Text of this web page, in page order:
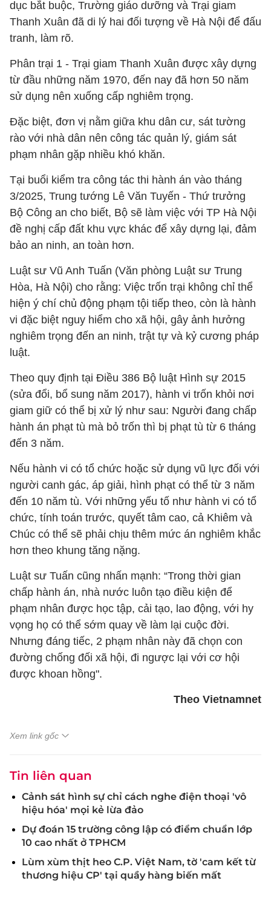
dục bắt buộc, Trường giáo dưỡng và Trại giam
Thanh Xuân đã di lý hai đối tượng về Hà Nội để đấu
tranh, làm rõ.
Phân trại 1 - Trại giam Thanh Xuân được xây dựng
từ đầu những năm 1970, đến nay đã hơn 50 năm
sử dụng nên xuống cấp nghiêm trọng.
Đặc biệt, đơn vị nằm giữa khu dân cư, sát tường
rào với nhà dân nên công tác quản lý, giám sát
phạm nhân gặp nhiều khó khăn.
Tại buổi kiểm tra công tác thi hành án vào tháng
3/2025, Trung tướng Lê Văn Tuyến - Thứ trưởng
Bộ Công an cho biết, Bộ sẽ làm việc với TP Hà Nội
đề nghị cấp đất khu vực khác để xây dựng lại, đảm
bảo an ninh, an toàn hơn.
Luật sư Vũ Anh Tuấn (Văn phòng Luật sư Trung
Hòa, Hà Nội) cho rằng: Việc trốn trại không chỉ thể
hiện ý chí chủ động phạm tội tiếp theo, còn là hành
vi đặc biệt nguy hiểm cho xã hội, gây ảnh hưởng
nghiêm trọng đến an ninh, trật tự và kỷ cương pháp
luật.
Theo quy định tại Điều 386 Bộ luật Hình sự 2015
(sửa đổi, bổ sung năm 2017), hành vi trốn khỏi nơi
giam giữ có thể bị xử lý như sau: Người đang chấp
hành án phạt tù mà bỏ trốn thì bị phạt tù từ 6 tháng
đến 3 năm.
Nếu hành vi có tổ chức hoặc sử dụng vũ lực đối với
người canh gác, áp giải, hình phạt có thể từ 3 năm
đến 10 năm tù. Với những yếu tố như hành vi có tổ
chức, tính toán trước, quyết tâm cao, cả Khiêm và
Chúc có thể sẽ phải chịu thêm mức án nghiêm khắc
hơn theo khung tăng nặng.
Luật sư Tuấn cũng nhấn mạnh: “Trong thời gian
chấp hành án, nhà nước luôn tạo điều kiện để
phạm nhân được học tập, cải tạo, lao động, với hy
vọng họ có thể sớm quay về làm lại cuộc đời.
Nhưng đáng tiếc, 2 phạm nhân này đã chọn con
đường chống đối xã hội, đi ngược lại với cơ hội
được khoan hồng".
Theo Vietnamnet
Xem link gốc
Tin liên quan
Cảnh sát hình sự chỉ cách nghe điện thoại 'vô
hiệu hóa' mọi kẻ lừa đảo
Dự đoán 15 trường công lập có điểm chuẩn lớp
10 cao nhất ở TPHCM
Lùm xùm thịt heo C.P. Việt Nam, tờ 'cam kết từ
thương hiệu CP' tại quầy hàng biến mất